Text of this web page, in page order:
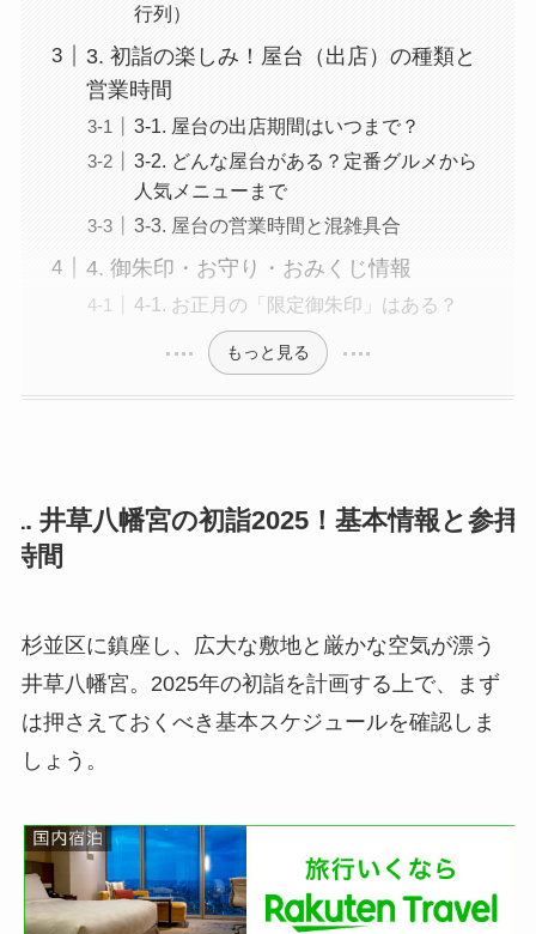
行列）
3. 初詣の楽しみ！屋台（出店）の種類と
営業時間
3-1. 屋台の出店期間はいつまで？
3-2. どんな屋台がある？定番グルメから
人気メニューまで
3-3. 屋台の営業時間と混雑具合
4. 御朱印・お守り・おみくじ情報
4-1. お正月の「限定御朱印」はある？
もっと見る
1. 井草八幡宮の初詣2025！基本情報と参拝
時間
杉並区に鎮座し、広大な敷地と厳かな空気が漂う
井草八幡宮。2025年の初詣を計画する上で、まず
は押さえておくべき基本スケジュールを確認しま
しょう。